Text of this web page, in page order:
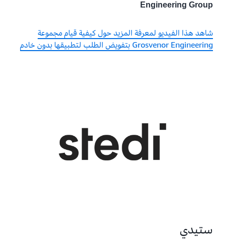
Engineering Group
شاهد هذا الفيديو لمعرفة المزيد حول كيفية قيام مجموعة
Grosvenor Engineering بتفويض الطلب لتطبيقها بدون خادم
ستيدي